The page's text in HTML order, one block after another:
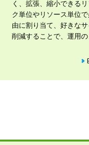
く、拡張、縮小できる
ク単位やリソース単位
由に割り当て、好きな
削減することで、運用の